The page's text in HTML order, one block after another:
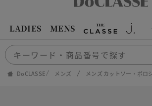
LADIES MENS
DoCLASSE メンズ メンズ カットソー・ポロ